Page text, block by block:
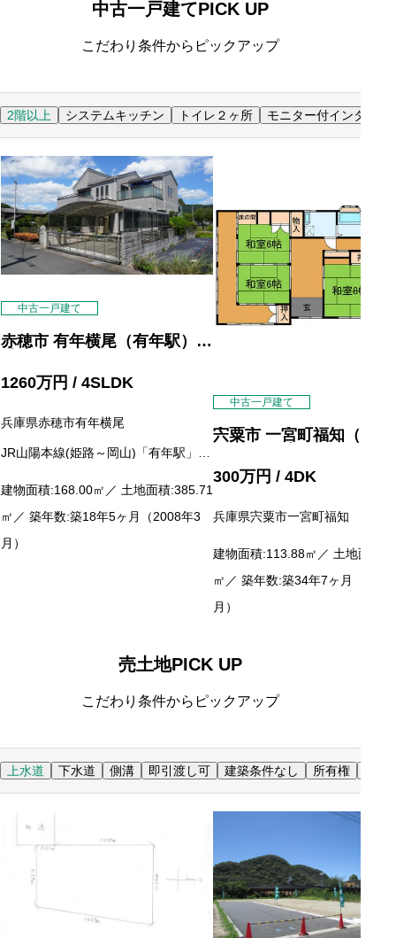
中古一戸建てPICK UP
こだわり条件からピックアップ
2階以上 システムキッチン トイレ２ヶ所 モニター付インターホ
中古一戸建て
赤穂市 有年横尾（有年駅） 2
1260万円 / 4SLDK
兵庫県赤穂市有年横尾
JR山陽本線(姫路～岡山)「有年駅」徒
建物面積:168.00㎡ ／ 土地面積:385.71
㎡ ／ 築年数:築18年5ヶ月（2008年3
月）
中古一戸建て
宍粟市 一宮町福知（播磨
300万円 / 4DK
兵庫県宍粟市一宮町福知
建物面積:113.88㎡ ／ 土地面積
㎡ ／ 築年数:築34年7ヶ月（
月）
売土地PICK UP
こだわり条件からピックアップ
上水道 下水道 側溝 即引渡し可 建築条件なし 所有権